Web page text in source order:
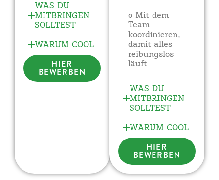
WAS DU
MITBRINGEN
SOLLTEST
WARUM COOL
HIER
BEWERBEN
o Mit dem
Team
koordinieren,
damit alles
reibungslos
läuft
WAS DU
MITBRINGEN
SOLLTEST
WARUM COOL
HIER
BEWERBEN